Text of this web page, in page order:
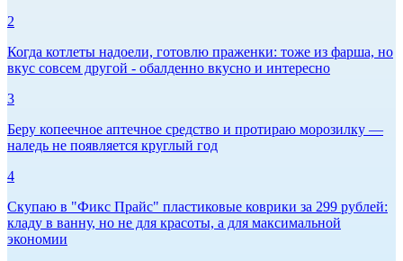
2
Когда котлеты надоели, готовлю праженки: тоже из фарша, но
вкус совсем другой - обалденно вкусно и интересно
3
Беру копеечное аптечное средство и протираю морозилку —
наледь не появляется круглый год
4
Скупаю в "Фикс Прайс" пластиковые коврики за 299 рублей:
кладу в ванну, но не для красоты, а для максимальной
экономии